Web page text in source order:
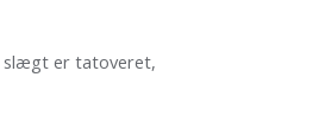
slægt er tatoveret,